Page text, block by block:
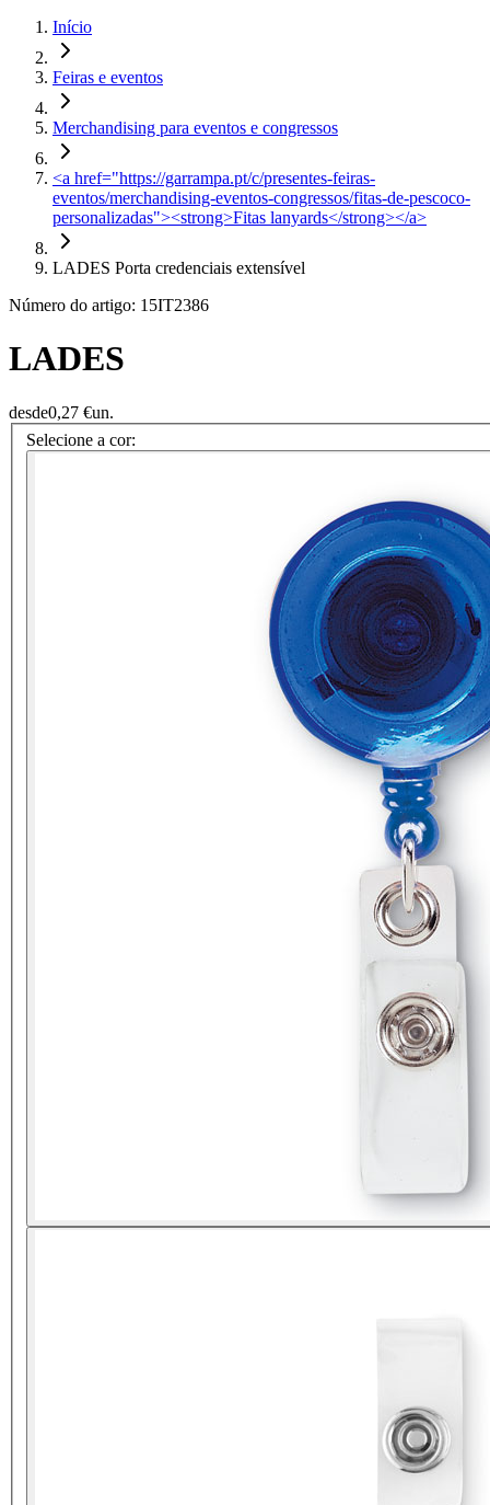
Início
Feiras e eventos
Merchandising para eventos e congressos
<a href="https://garrampa.pt/c/presentes-feiras-
eventos/merchandising-eventos-congressos/fitas-de-pescoco-
personalizadas"><strong>Fitas lanyards</strong></a>
LADES Porta credenciais extensível
Número do artigo: 15IT2386
LADES
desde0,27 €un.
Selecione a cor: